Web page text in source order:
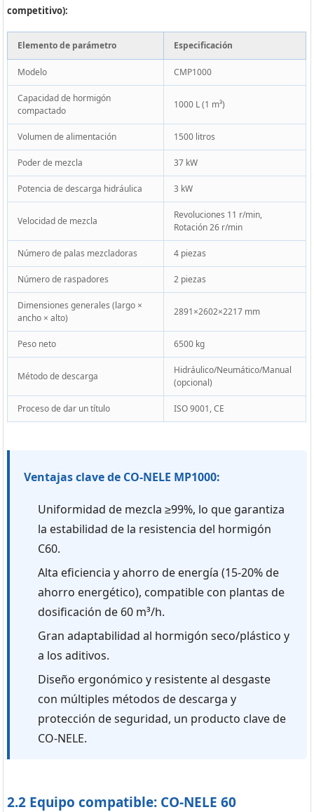
competitivo):
Elemento de parámetro Especificación
Modelo CMP1000
Capacidad de hormigón
compactado
1000 L (1 m³)
Volumen de alimentación 1500 litros
Poder de mezcla 37 kW
Potencia de descarga hidráulica 3 kW
Velocidad de mezcla
Revoluciones 11 r/min,
Rotación 26 r/min
Número de palas mezcladoras 4 piezas
Número de raspadores 2 piezas
Dimensiones generales (largo ×
ancho × alto)
2891×2602×2217 mm
Peso neto 6500 kg
Método de descarga
Hidráulico/Neumático/Manual
(opcional)
Proceso de dar un título ISO 9001, CE
Ventajas clave de CO-NELE MP1000:
Uniformidad de mezcla ≥99%, lo que garantiza
la estabilidad de la resistencia del hormigón
C60.
Alta eficiencia y ahorro de energía (15-20% de
ahorro energético), compatible con plantas de
dosificación de 60 m³/h.
Gran adaptabilidad al hormigón seco/plástico y
a los aditivos.
Diseño ergonómico y resistente al desgaste
con múltiples métodos de descarga y
protección de seguridad, un producto clave de
CO-NELE.
2.2 Equipo compatible: CO-NELE 60